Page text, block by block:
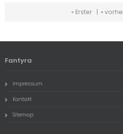
« Erster | «
Fantyra
Impressum
Kontakt
Sitemap